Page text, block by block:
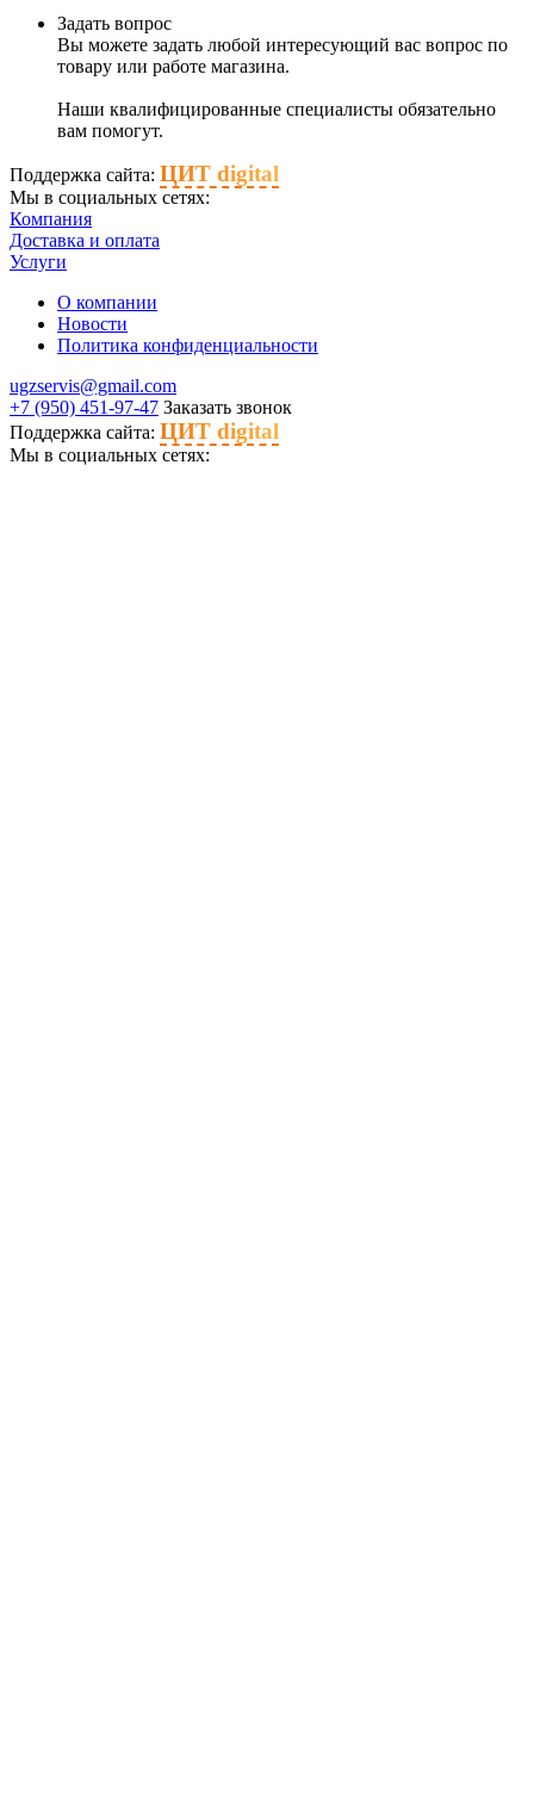
Задать вопрос
Вы можете задать любой интересующий вас вопрос по
товару или работе магазина.
Наши квалифицированные специалисты обязательно
вам помогут.
Поддержка сайта: ЦИТ digital
Мы в социальных сетях:
Компания
Доставка и оплата
Услуги
О компании
Новости
Политика конфиденциальности
ugzservis@gmail.com
+7 (950) 451-97-47 Заказать звонок
Поддержка сайта: ЦИТ digital
Мы в социальных сетях: